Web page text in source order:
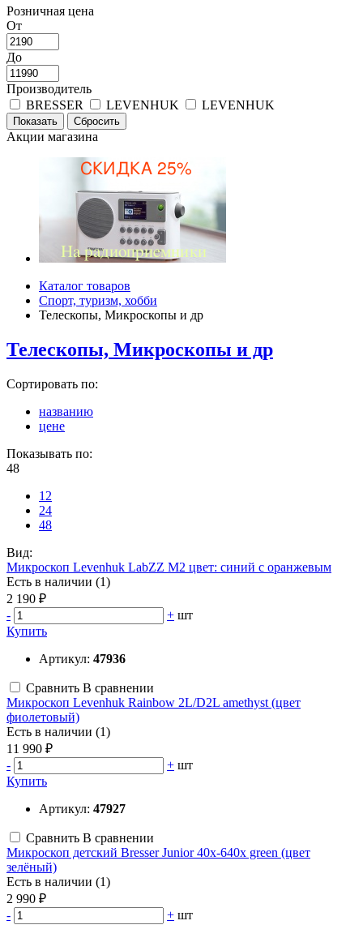
Розничная цена
От
До
Производитель
BRESSER
LEVENHUK LEVENHUK
Акции магазина
Каталог товаров
Спорт, туризм, хобби
Телескопы, Микроскопы и др
Телескопы, Микроскопы и др
Сортировать по:
названию
цене
Показывать по:
48
12
24
48
Вид:
Микроскоп Levenhuk LabZZ M2 цвет: синий с оранжевым
Есть в наличии (1)
2 190 ₽
-
+ шт
Купить
Артикул: 47936
Сравнить В сравнении
Микроскоп Levenhuk Rainbow 2L/D2L amethyst (цвет
фиолетовый)
Есть в наличии (1)
11 990 ₽
-
+ шт
Купить
Артикул: 47927
Сравнить В сравнении
Микроскоп детский Bresser Junior 40x-640x green (цвет
зелёный)
Есть в наличии (1)
2 990 ₽
-
+ шт